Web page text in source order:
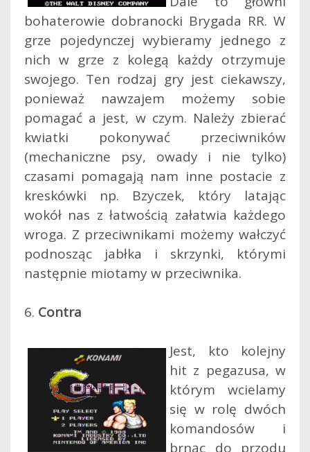
bohaterowie dobranocki Brygada RR. W
grze pojedynczej wybieramy jednego z
nich w grze z kolegą każdy otrzymuje
swojego. Ten rodzaj gry jest ciekawszy,
ponieważ nawzajem możemy sobie
pomagać a jest, w czym. Należy zbierać
kwiatki pokonywać przeciwników
(mechaniczne psy, owady i nie tylko)
czasami pomagają nam inne postacie z
kreskówki np. Bzyczek, który latając
wokół nas z łatwością załatwia każdego
wroga. Z przeciwnikami możemy wałczyć
podnosząc jabłka i skrzynki, którymi
następnie miotamy w przeciwnika.
6. Contra
Jest, kto kolejny
hit z pegazusa, w
którym wcielamy
się w rolę dwóch
komandosów i
brnąc do przodu